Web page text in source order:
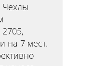
Чехлы
на 7 мест.